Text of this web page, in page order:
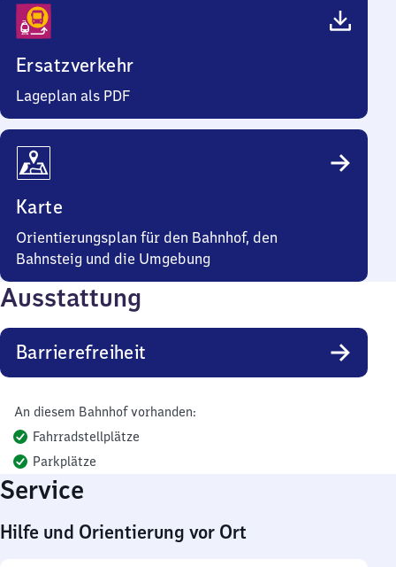
Ersatzverkehr
Lageplan als PDF
Karte
Orientierungsplan für den Bahnhof, den
Bahnsteig und die Umgebung
Ausstattung
Barrierefreiheit
An diesem Bahnhof vorhanden:
Fahrradstellplätze
Parkplätze
Service
Hilfe und Orientierung vor Ort